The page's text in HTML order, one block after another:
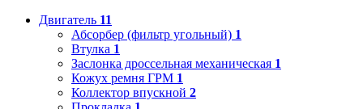
Двигатель 11
Абсорбер (фильтр угольный) 1
Втулка 1
Заслонка дроссельная механическая 1
Кожух ремня ГРМ 1
Коллектор впускной 2